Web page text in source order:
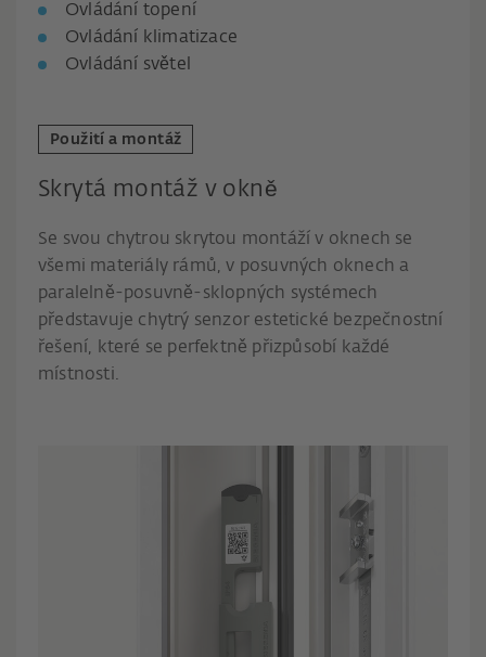
Ovládání topení
Ovládání klimatizace
Ovládání světel
Použití a montáž
Skrytá montáž v okně
Se svou chytrou skrytou montáží v oknech se
všemi materiály rámů, v posuvných oknech a
paralelně-posuvně-sklopných systémech
představuje chytrý senzor estetické bezpečnostní
řešení, které se perfektně přizpůsobí každé
místnosti.